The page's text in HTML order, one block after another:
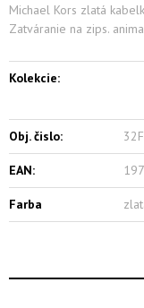
Michael Kors zlatá
Zatváranie na zips.
Kolekcie:
Obj. čislo:
EAN:
Farba